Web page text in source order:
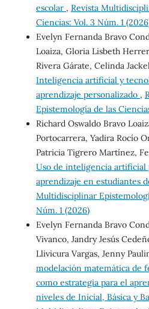
escolar , Revista
Ciencias: Vol. 3 Núm. 1
Evelyn Fernanda Bravo
Loaiza, Gloria Lisbeth
Rivera Gárate, Celinda
Inteligencia artificial y
aprendizaje personalizado ,
Epistemología de las
Richard Oswaldo Bravo
Portocarrera, Yadira Rocío
Patricia Tigrero Martínez,
Uso de inteligencia artificial
aprendizaje en estudiantes
Multidisciplinar
Núm. 1 (2026)
Evelyn Fernanda Bravo
Vivanco, Jandry Jesús
Llivicura Vargas, Jenny
modelación matemática de
como estrategia para el
niveles de Inicial, Básica y